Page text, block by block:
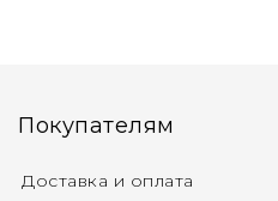
Покупателям
Доставка и оплата